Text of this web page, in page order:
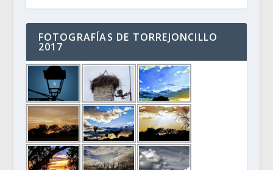
FOTOGRAFÍAS DE TORREJONCILLO
2017